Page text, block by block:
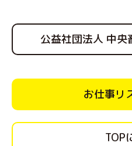
公益社団法人 中央
お仕事リ
TOP